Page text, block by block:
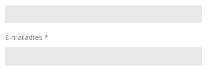
E-mailadres *